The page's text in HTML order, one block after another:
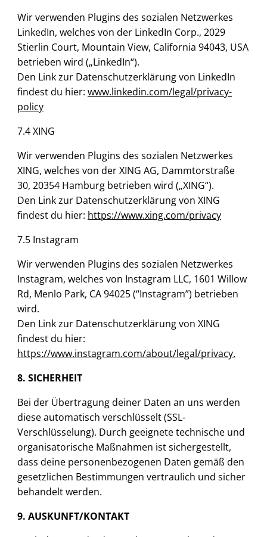
Wir verwenden Plugins des sozialen Netzwerkes
LinkedIn, welches von der LinkedIn Corp., 2029
Stierlin Court, Mountain View, California 94043, USA
betrieben wird („LinkedIn“).
Den Link zur Datenschutzerklärung von LinkedIn
findest du hier: www.linkedin.com/legal/privacy-
policy
7.4 XING
Wir verwenden Plugins des sozialen Netzwerkes
XING, welches von der XING AG, Dammtorstraße
30, 20354 Hamburg betrieben wird („XING“).
Den Link zur Datenschutzerklärung von XING
findest du hier: https://www.xing.com/privacy
7.5 Instagram
Wir verwenden Plugins des sozialen Netzwerkes
Instagram, welches von Instagram LLC, 1601 Willow
Rd, Menlo Park, CA 94025 (“Instagram”) betrieben
wird.
Den Link zur Datenschutzerklärung von XING
findest du hier:
https://www.instagram.com/about/legal/privacy.
8. SICHERHEIT
Bei der Übertragung deiner Daten an uns werden
diese automatisch verschlüsselt (SSL-
Verschlüsselung). Durch geeignete technische und
organisatorische Maßnahmen ist sichergestellt,
dass deine personenbezogenen Daten gemäß den
gesetzlichen Bestimmungen vertraulich und sicher
behandelt werden.
9. AUSKUNFT/KONTAKT